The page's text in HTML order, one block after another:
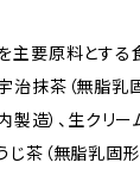
主要原料とする
治抹茶（無脂
造）、生クリー
じ茶（無脂乳固